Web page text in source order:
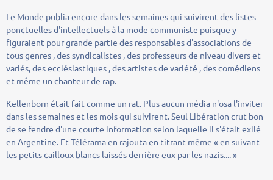
Le Monde publia encore dans les semaines qui suivirent des listes
ponctuelles d'intellectuels à la mode communiste puisque y
figuraient pour grande partie des responsables d'associations de
tous genres , des syndicalistes , des professeurs de niveau divers et
variés, des ecclésiastiques , des artistes de variété , des comédiens
et même un chanteur de rap.
Kellenborn était fait comme un rat. Plus aucun média n'osa l'inviter
dans les semaines et les mois qui suivirent. Seul Libération crut bon
de se fendre d'une courte information selon laquelle il s'était exilé
en Argentine. Et Télérama en rajouta en titrant même « en suivant
les petits cailloux blancs laissés derrière eux par les nazis.... »